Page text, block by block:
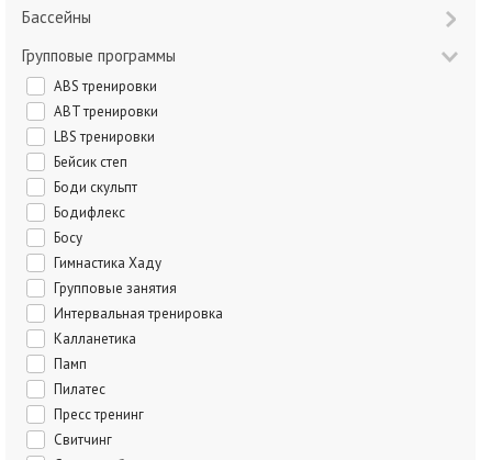
Бассейны
Групповые программы
ABS тренировки
ABT тренировки
LBS тренировки
Бейсик степ
Боди скульпт
Бодифлекс
Босу
Гимнастика Хаду
Групповые занятия
Интервальная тренировка
Калланетика
Памп
Пилатес
Пресс тренинг
Свитчинг